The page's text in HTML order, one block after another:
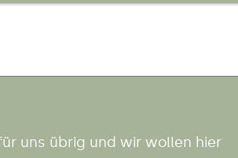
uns übrig und wir wollen hier